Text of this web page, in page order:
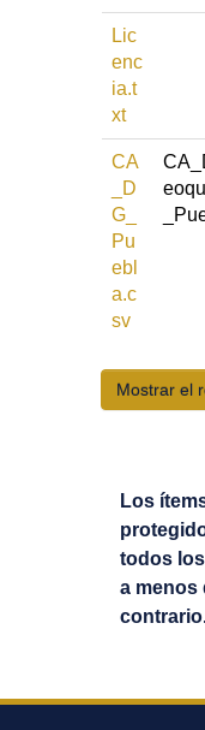
Lic
enc
ia.t
xt
CA
_D
G_
Pu
ebl
a.c
sv
Mostrar el
Los
todos
a menos